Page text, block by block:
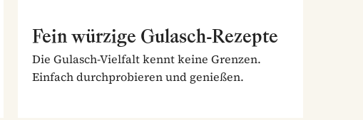
Fein würzige Gulasch-Rezepte
Die Gulasch-Vielfalt kennt keine Grenzen.
Einfach durchprobieren und genießen.